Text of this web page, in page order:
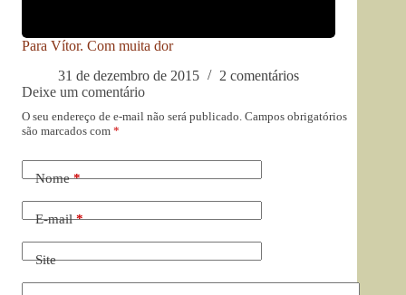
Para Vítor. Com muita dor
31 de dezembro de 2015
2 comentários
Deixe um comentário
O seu endereço de e-mail não será publicado. Campos obrigatórios
são marcados com *
Nome*
E-mail*
Site